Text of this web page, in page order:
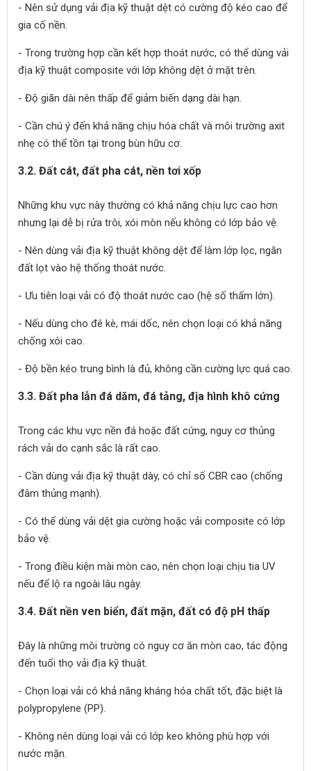
- Nên sử dụng vải địa kỹ thuật dệt có cường độ kéo cao để
gia cố nền.
- Trong trường hợp cần kết hợp thoát nước, có thể dùng vải
địa kỹ thuật composite với lớp không dệt ở mặt trên.
- Độ giãn dài nên thấp để giảm biến dạng dài hạn.
- Cần chú ý đến khả năng chịu hóa chất và môi trường axit
nhẹ có thể tồn tại trong bùn hữu cơ.
3.2. Đất cát, đất pha cát, nền tơi xốp
Những khu vực này thường có khả năng chịu lực cao hơn
nhưng lại dễ bị rửa trôi, xói mòn nếu không có lớp bảo vệ.
- Nên dùng vải địa kỹ thuật không dệt để làm lớp lọc, ngăn
đất lọt vào hệ thống thoát nước.
- Ưu tiên loại vải có độ thoát nước cao (hệ số thấm lớn).
- Nếu dùng cho đê kè, mái dốc, nên chọn loại có khả năng
chống xói cao.
- Độ bền kéo trung bình là đủ, không cần cường lực quá cao.
3.3. Đất pha lẫn đá dăm, đá tảng, địa hình khô cứng
Trong các khu vực nền đá hoặc đất cứng, nguy cơ thủng
rách vải do cạnh sắc là rất cao.
- Cần dùng vải địa kỹ thuật dày, có chỉ số CBR cao (chống
đâm thủng mạnh).
- Có thể dùng vải dệt gia cường hoặc vải composite có lớp
bảo vệ.
- Trong điều kiện mài mòn cao, nên chọn loại chịu tia UV
nếu để lộ ra ngoài lâu ngày.
3.4. Đất nền ven biển, đất mặn, đất có độ pH thấp
Đây là những môi trường có nguy cơ ăn mòn cao, tác động
đến tuổi thọ vải địa kỹ thuật.
- Chọn loại vải có khả năng kháng hóa chất tốt, đặc biệt là
polypropylene (PP).
- Không nên dùng loại vải có lớp keo không phù hợp với
nước mặn.